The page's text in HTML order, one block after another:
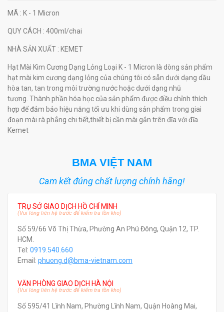
MÃ : K - 1 Micron
QUY CÁCH : 400ml/chai
NHÀ SẢN XUẤT : KEMET
Hạt Mài Kim Cương Dạng Lỏng Loại K - 1 Micron là dòng sản phẩm
hạt mài kim cương dạng lỏng của chúng tôi có sẵn dưới dạng dầu
hòa tan, tan trong môi trường nước hoặc dưới dạng nhũ
tương. Thành phần hóa học của sản phẩm được điều chỉnh thích
hợp để đảm bảo hiệu năng tối ưu khi dùng sản phẩm trong giai
đoạn mài rà phẳng chi tiết,thiết bị cần mài gắn trên đĩa với đĩa
Kemet
BMA VIỆT NAM
Cam kết đúng chất lượng chính hãng!
TRỤ SỞ GIAO DỊCH HỒ CHÍ MINH
(Vui lòng liên hệ trước để kiểm tra tồn kho)
Số 59/66 Võ Thị Thừa, Phường An Phú Đông, Quận 12, TP.
HCM.
Tel: 0919.540.660
Email: phuong.d@bma-vietnam.com
VĂN PHÒNG GIAO DỊCH HÀ NỘI
(Vui lòng liên hệ trước để kiểm tra tồn kho)
Số 595/41 Lĩnh Nam, Phường Lĩnh Nam, Quận Hoàng Mai,